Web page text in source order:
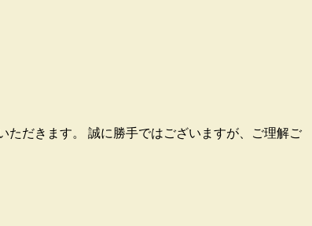
ただきます。 誠に勝手ではございますが、ご理解ご